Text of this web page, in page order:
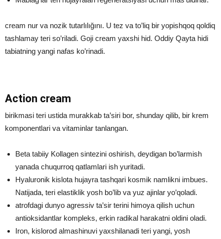
cream nur va nozik tutarlılığını. U tez va to’liq bir yopishqoq qoldiq
tashlamay teri so’riladi. Goji cream yaxshi hid. Oddiy Qayta hidi
tabiatning yangi nafas ko’rinadi.
Action cream
birikmasi teri ustida murakkab ta’siri bor, shunday qilib, bir krem ​​
komponentlari va vitaminlar tanlangan.
Beta tabiiy Kollagen sintezini oshirish, deydigan bo’larmish
yanada chuqurroq qatlamlari ish yuritadi.
Hyaluronik kislota hujayra tashqari kosmik namlikni imbues.
Natijada, teri elastiklik yosh bo’lib va ​​yuz ajinlar yo’qoladi.
atrofdagi dunyo agressiv ta’sir terini himoya qilish uchun
antioksidantlar kompleks, erkin radikal harakatni oldini oladi.
Iron, kislorod almashinuvi yaxshilanadi teri yangi, yosh